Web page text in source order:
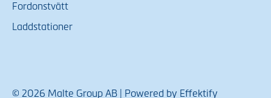
Fordonstvätt
Laddstationer
© 2026 Malte Group AB | Powered by Effektify